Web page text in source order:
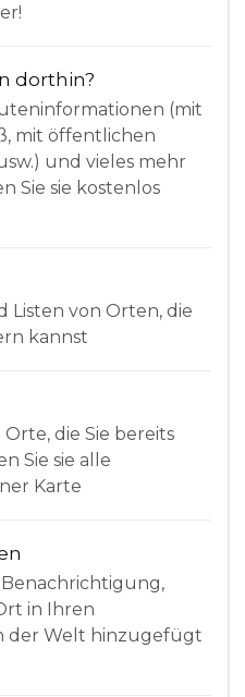
dorthin?
(mit
mit öffentlichen
und vieles mehr
Sie sie kostenlos
Listen von Orten, die
kannst
die Sie bereits
Sie sie alle
Karte
in Ihren
der Welt hinzugefügt